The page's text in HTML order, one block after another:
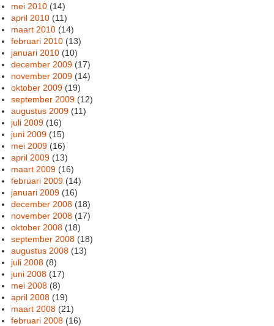
mei 2010 (14)
april 2010 (11)
maart 2010 (14)
februari 2010 (13)
januari 2010 (10)
december 2009 (17)
november 2009 (14)
oktober 2009 (19)
september 2009 (12)
augustus 2009 (11)
juli 2009 (16)
juni 2009 (15)
mei 2009 (16)
april 2009 (13)
maart 2009 (16)
februari 2009 (14)
januari 2009 (16)
december 2008 (18)
november 2008 (17)
oktober 2008 (18)
september 2008 (18)
augustus 2008 (13)
juli 2008 (8)
juni 2008 (17)
mei 2008 (8)
april 2008 (19)
maart 2008 (21)
februari 2008 (16)